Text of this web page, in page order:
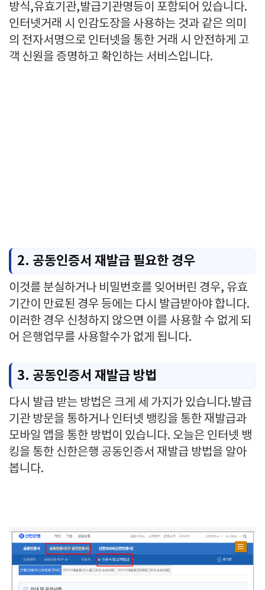
방식,유효기관,발급기관명등이 포함되어 있습니다.
인터넷거래 시 인감도장을 사용하는 것과 같은 의미
의 전자서명으로 인터넷을 통한 거래 시 안전하게 고
객 신원을 증명하고 확인하는 서비스입니다.
2. 공동인증서 재발급 필요한 경우
이것를 분실하거나 비밀번호를 잊어버린 경우, 유효
기간이 만료된 경우 등에는 다시 발급받아야 합니다.
이러한 경우 신청하지 않으면 이를 사용할 수 없게 되
어 은행업무를 사용할수가 없게 됩니다.
3. 공동인증서 재발급 방법
다시 발급 받는 방법은 크게 세 가지가 있습니다.발급
기관 방문을 통하거나 인터넷 뱅킹을 통한 재발급과
모바일 앱을 통한 방법이 있습니다. 오늘은 인터넷 뱅
킹을 통한 신한은행 공동인증서 재발급 방법을 알아
봅니다.